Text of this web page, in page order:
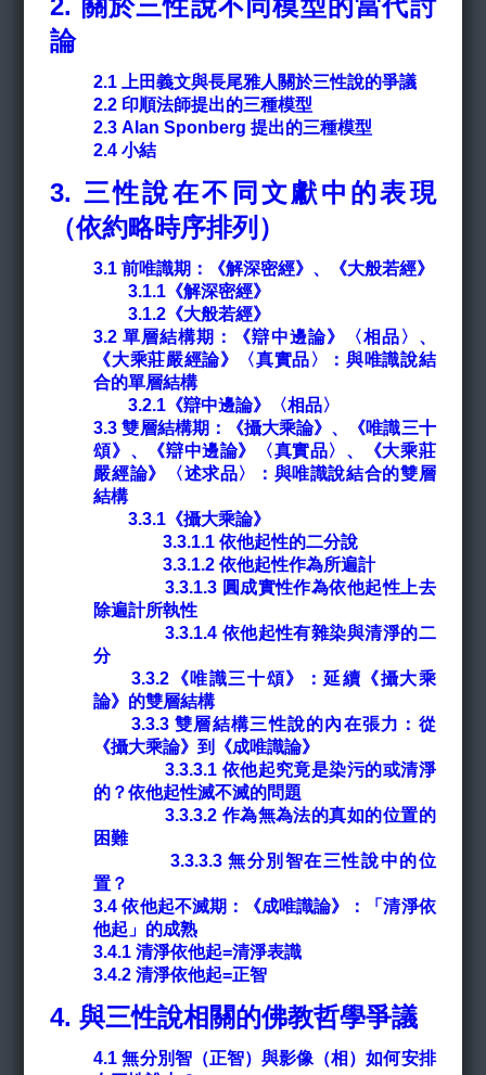
2. 關於三性說不同模型的當代討
論
2.1
上田義文與長尾雅人關於三性說的爭議
2.2 印順法師提出的三種模型
2.3 Alan Sponberg 提出的三種模型
2.4 小結
3. 三性說在不同文獻中的表現
（依約略時序排列）
3.1前唯識期：《解深密經》、《大般若經》
3.1.1《解深密經》
3.1.2《大般若經》
3.2 單層結構期：《辯中邊論》〈相品〉、
《大乘莊嚴經論》〈真實品〉：與唯識說結
合的單層結構
3.2.1《辯中邊論》〈相品〉
3.3 雙層結構期：《攝大乘論》、《唯識三十
頌》、《辯中邊論》〈真實品〉、《大乘莊
嚴經論》〈述求品〉：與唯識說結合的雙層
結構
3.3.1《攝大乘論》
3.3.1.1 依他起性的二分說
3.3.1.2 依他起性作為所遍計
3.3.1.3 圓成實性作為依他起性上去
除遍計所執性
3.3.1.4 依他起性有雜染與清淨的二
分
3.3.2《唯識三十頌》：延續《攝大乘
論》的雙層結構
3.3.3 雙層結構三性說的內在張力：從
《攝大乘論》到《成唯識論》
3.3.3.1 依他起究竟是染污的或清淨
的？依他起性滅不滅的問題
3.3.3.2 作為無為法的真如的位置的
困難
3.3.3.3 無分別智在三性說中的位
置？
3.4 依他起不滅期：《成唯識論》：「清淨依
他起」的成熟
3.4.1 清淨依他起=清淨表識
3.4.2 清淨依他起=正智
4.與三性說相關的佛教哲學爭議
4.1無分別智（正智）與影像（相）如何安排